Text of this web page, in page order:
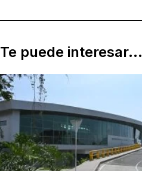
Te puede interesar...